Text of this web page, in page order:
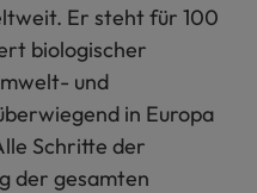
Er steht für 100
biologischer
und
in Europa
Schritte der
der gesamten